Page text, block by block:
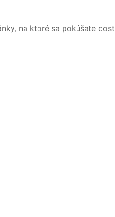
na ktoré sa pokúšate